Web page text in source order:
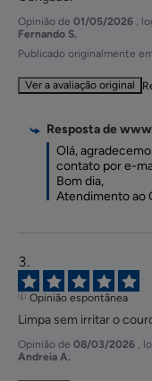
Opinião de 01/05/2026 ,
Fernando S.
Publicado originalmente
Ver a avaliação original
Resposta de
Olá,
contato por e-
Bom dia,
Atendimento ao
Opinião espontânea
Limpa sem irritar o
Opinião de 08/03/2026 ,
Andreia A.